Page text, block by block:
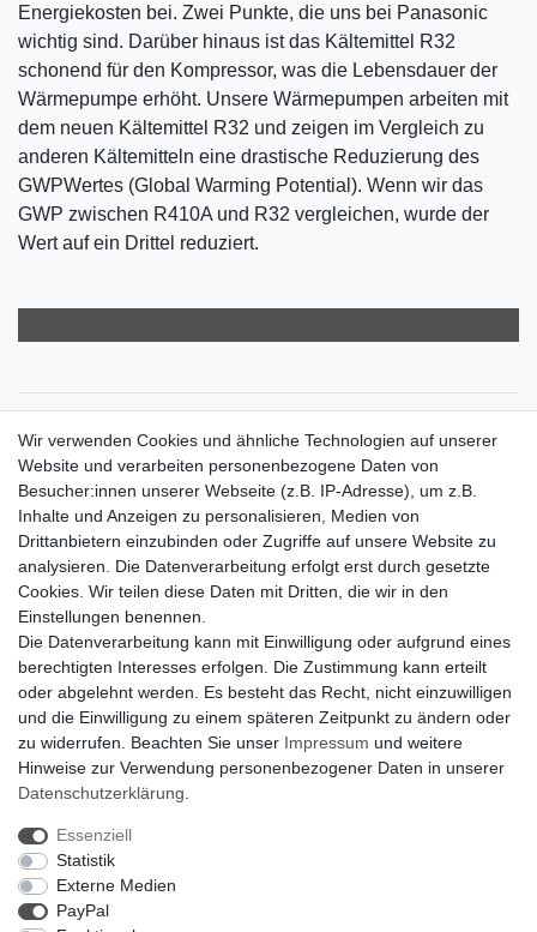
Energiekosten bei. Zwei Punkte, die uns bei Panasonic
wichtig sind. Darüber hinaus ist das Kältemittel R32
schonend für den Kompressor, was die Lebensdauer der
Wärmepumpe erhöht. Unsere Wärmepumpen arbeiten mit
dem neuen Kältemittel R32 und zeigen im Vergleich zu
anderen Kältemitteln eine drastische Reduzierung des
GWPWertes (Global Warming Potential). Wenn wir das
GWP zwischen R410A und R32 vergleichen, wurde der
Wert auf ein Drittel reduziert.
Versandkosten
Der Weg zur eigenen Klimaanlage
Inbetriebnahme & Serviceleistungen
Für Interessierte aus der Schweiz
Klimaanlage = Wärmepumpe
Hilfe
Bankverbindung:
encliso GmbH
Kreissparkasse Verl
Kto-Nr. 25007352 - BLZ 47853520
BIC/SWIFT: WELADED1WDB
IBAN: DE07 4785 3520 0025 0073 52
Impressum
Barrierefreiheitserklärung
Wir verwenden Cookies und ähnliche Technologien auf unserer
Website und verarbeiten personenbezogene Daten von
Besucher:innen unserer Webseite (z.B. IP-Adresse), um z.B.
Inhalte und Anzeigen zu personalisieren, Medien von
Drittanbietern einzubinden oder Zugriffe auf unsere Website zu
analysieren. Die Datenverarbeitung erfolgt erst durch gesetzte
Cookies. Wir teilen diese Daten mit Dritten, die wir in den
Einstellungen benennen.
Die Datenverarbeitung kann mit Einwilligung oder aufgrund eines
berechtigten Interesses erfolgen. Die Zustimmung kann erteilt
oder abgelehnt werden. Es besteht das Recht, nicht einzuwilligen
und die Einwilligung zu einem späteren Zeitpunkt zu ändern oder
zu widerrufen. Beachten Sie unser Impressum und weitere
Hinweise zur Verwendung personenbezogener Daten in unserer
Daten­schutz­erklärung
Essenziell
Statistik
Externe Medien
PayPal